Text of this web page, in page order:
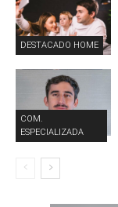
DESTACADO HOME
COM.
ESPECIALIZADA